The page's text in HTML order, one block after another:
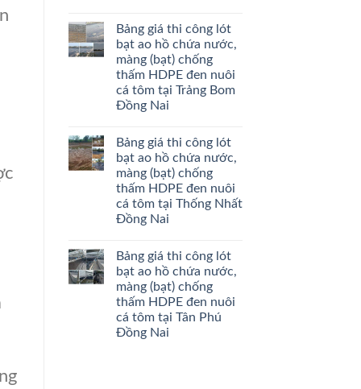
Bảng giá thi công lót
bạt ao hồ chứa nước,
màng (bạt) chống
thấm HDPE đen nuôi
cá tôm tại Trảng Bom
Đồng Nai
Bảng giá thi công lót
bạt ao hồ chứa nước,
màng (bạt) chống
thấm HDPE đen nuôi
cá tôm tại Thống Nhất
Đồng Nai
Bảng giá thi công lót
bạt ao hồ chứa nước,
màng (bạt) chống
thấm HDPE đen nuôi
cá tôm tại Tân Phú
Đồng Nai